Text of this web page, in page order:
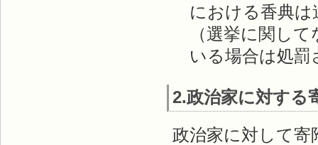
における香典
（選挙に関し
いる場合は処罰
2.政治家に対する
政治家に対して